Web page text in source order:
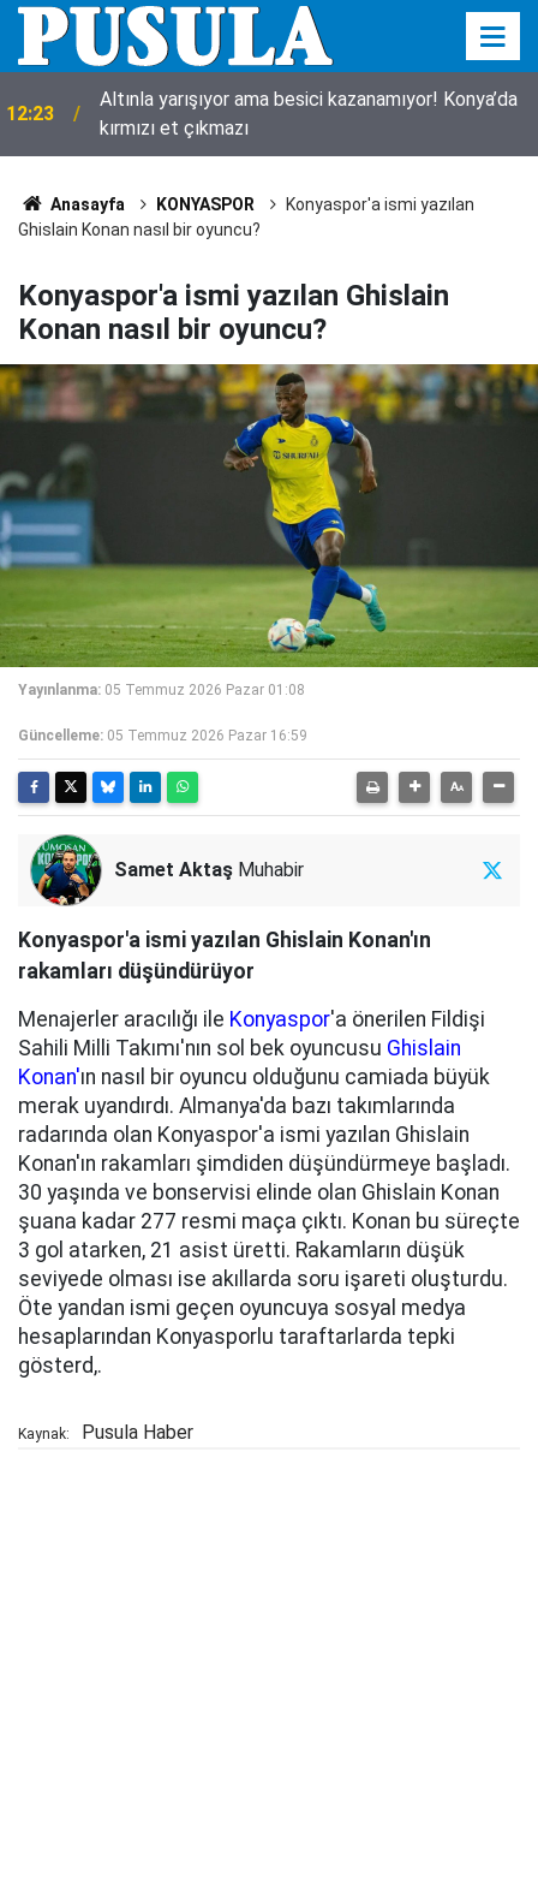
11:55
Konya’da kayıp kuzu için seferberlik! 10 metrelik
çukurdan sağ çıktı
Anasayfa KONYASPOR
Konyaspor'a ismi yazılan
Ghislain Konan nasıl bir oyuncu?
Konyaspor'a ismi yazılan Ghislain
Konan nasıl bir oyuncu?
Yayınlanma: 05 Temmuz 2026 Pazar 01:08
Güncelleme: 05 Temmuz 2026 Pazar 16:59
Samet Aktaş Muhabir
Konyaspor'a ismi yazılan Ghislain Konan'ın
rakamları düşündürüyor
Menajerler aracılığı ile Konyaspor'a önerilen Fildişi
Sahili Milli Takımı'nın sol bek oyuncusu Ghislain
Konan'ın nasıl bir oyuncu olduğunu camiada büyük
merak uyandırdı. Almanya'da bazı takımlarında
radarında olan Konyaspor'a ismi yazılan Ghislain
Konan'ın rakamları şimdiden düşündürmeye başladı.
30 yaşında ve bonservisi elinde olan Ghislain Konan
şuana kadar 277 resmi maça çıktı. Konan bu süreçte
3 gol atarken, 21 asist üretti. Rakamların düşük
seviyede olması ise akıllarda soru işareti oluşturdu.
Öte yandan ismi geçen oyuncuya sosyal medya
hesaplarından Konyasporlu taraftarlarda tepki
gösterd,.
Kaynak: Pusula Haber